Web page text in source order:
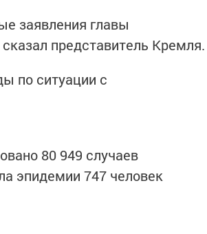
заявления главы
представитель Кремля.
по ситуации с
80 949 случаев
эпидемии 747 человек